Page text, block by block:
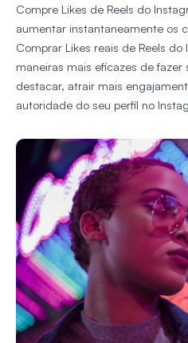
Compre Likes de Reels do
aumentar instantaneamente os
Comprar Likes reais de Reels
maneiras mais eficazes de
destacar, atrair mais
autoridade do seu perfil no